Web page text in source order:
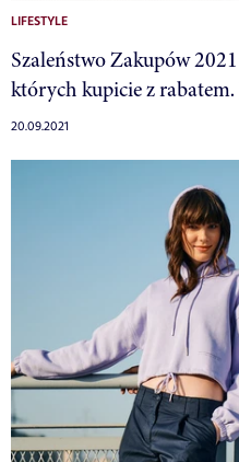
LIFESTYLE
Szaleństwo Zakupów
których kupicie z
20.09.2021